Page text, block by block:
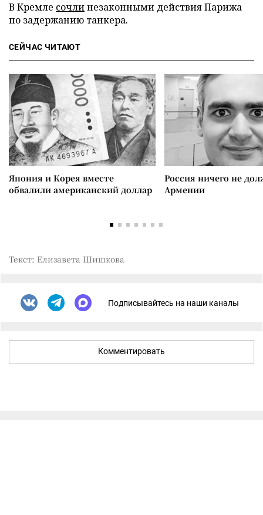
В Кремле сочлинезаконными действия Парижа
по задержанию танкера.
СЕЙЧАС ЧИТАЮТ
Япония и Корея вместе
обвалили американский доллар
Россия ничего не
Армении
Текст: Елизавета Шишкова
Подписывайтесь на наши каналы
Комментировать